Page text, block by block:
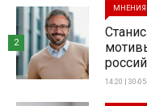
МНЕНИЯ
14:20 | 30-
2